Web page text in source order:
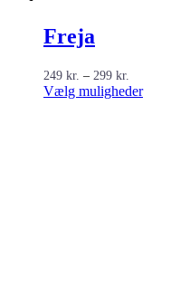
Freja
249 kr. – 299 kr.
249 kr.
til
Vælg mulighederDette